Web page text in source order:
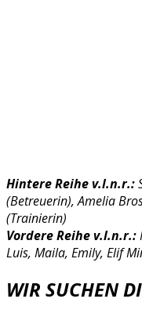
Hintere Reihe v.l.n.r.:
(Betreuerin), Amelia
(Trainierin)
Vordere Reihe v.l.n.r.:
Luis, Maila, Emily, Elif
WIR SUCHEN